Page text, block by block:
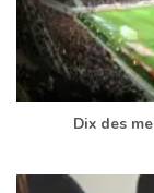
Dix des